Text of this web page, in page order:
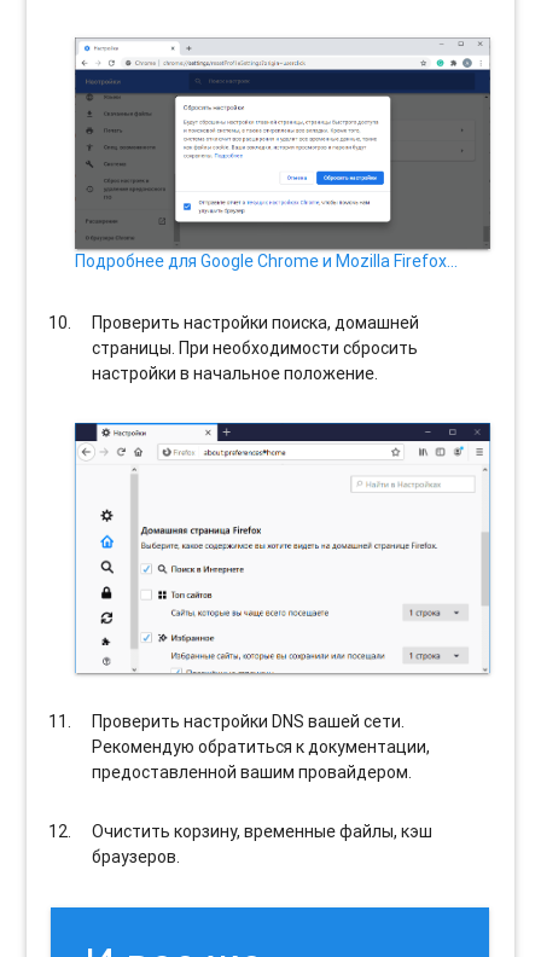
Подробнее для Google Chrome и Mozilla Firefox…
Проверить настройки поиска, домашней
страницы. При необходимости сбросить
настройки в начальное положение.
Проверить настройки DNS вашей сети.
Рекомендую обратиться к документации,
предоставленной вашим провайдером.
Очистить корзину, временные файлы, кэш
браузеров.